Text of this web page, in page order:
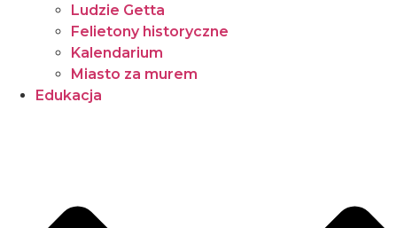
Ludzie Getta
Felietony historyczne
Kalendarium
Miasto za murem
Edukacja